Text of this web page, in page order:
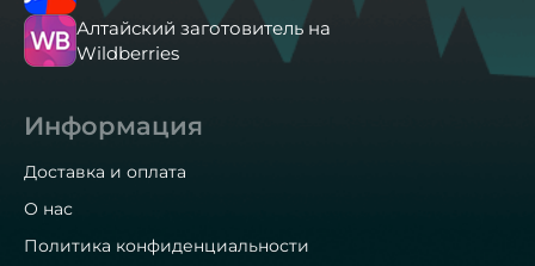
Алтайский заготовитель на
Wildberries
Информация
Доставка и оплата
О нас
Политика конфиденциальности